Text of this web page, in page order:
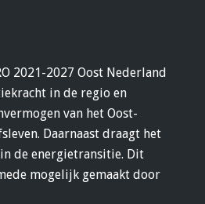
2021-2027 Oost Nederland
in de regio en
van het Oost-
Daarnaast draagt het
de energietransitie. Dit
mogelijk gemaakt door